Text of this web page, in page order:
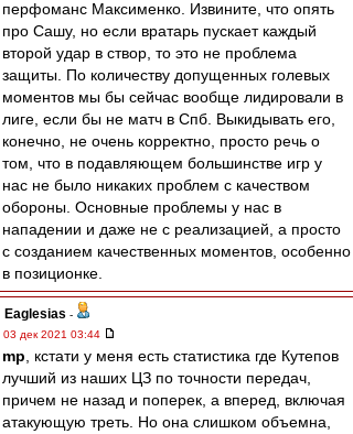
перфоманс Максименко. Извините, что опять
про Сашу, но если вратарь пускает каждый
второй удар в створ, то это не проблема
защиты. По количеству допущенных голевых
моментов мы бы сейчас вообще лидировали в
лиге, если бы не матч в Спб. Выкидывать его,
конечно, не очень корректно, просто речь о
том, что в подавляющем большинстве игр у
нас не было никаких проблем с качеством
обороны. Основные проблемы у нас в
нападении и даже не с реализацией, а просто
с созданием качественных моментов, особенно
в позиционке.
Eaglesias -
03 дек 2021 03:44
mp , кстати у меня есть статистика где Кутепов
лучший из наших ЦЗ по точности передач,
причем не назад и поперек, а вперед, включая
атакующую треть. Но она слишком объемна,